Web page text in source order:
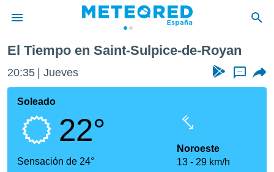
de
por
que se
calidad.
a este
las
El Tiempo en Saint-Sulpice-de-Royan
20:35 Jueves ...
Soleado
22°
Sensación de 24°
Noroeste
13
29 km/h